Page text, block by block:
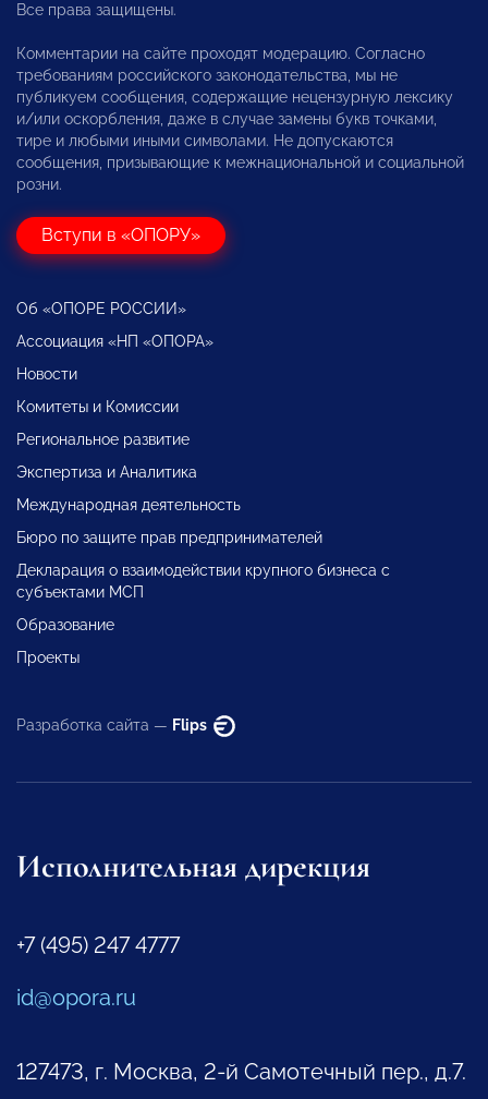
Все права защищены.
Комментарии на сайте проходят модерацию. Согласно
требованиям российского законодательства, мы не
публикуем сообщения, содержащие нецензурную лексику
и/или оскорбления, даже в случае замены букв точками,
тире и любыми иными символами. Не допускаются
сообщения, призывающие к межнациональной и социальной
розни.
Вступи в «ОПОРУ»
Об «ОПОРЕ РОССИИ»
Ассоциация «НП «ОПОРА»
Новости
Комитеты и Комиссии
Региональное развитие
Экспертиза и Аналитика
Международная деятельность
Бюро по защите прав предпринимателей
Декларация о взаимодействии крупного бизнеса с
субъектами МСП
Образование
Проекты
Разработка сайта — Flips
Исполнительная дирекция
+7 (495) 247 4777
id@opora.ru
127473, г. Москва, 2-й Самотечный пер., д.7.